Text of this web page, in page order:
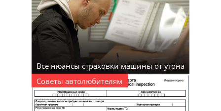
Все нюансы страховки машины от угона
Советы автолюбителям